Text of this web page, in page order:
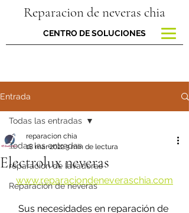
Reparacion de neveras chia
CENTRO DE SOLUCIONES
Entrada
Todas las entradas
reparacion de lavadoras
Reparación de neveras
Todas las entradas
Electrolux neveras
reparacion chia
18 mar 20223 min de lectura
www.reparaciondeneveraschia.com
Sus necesidades en reparación de